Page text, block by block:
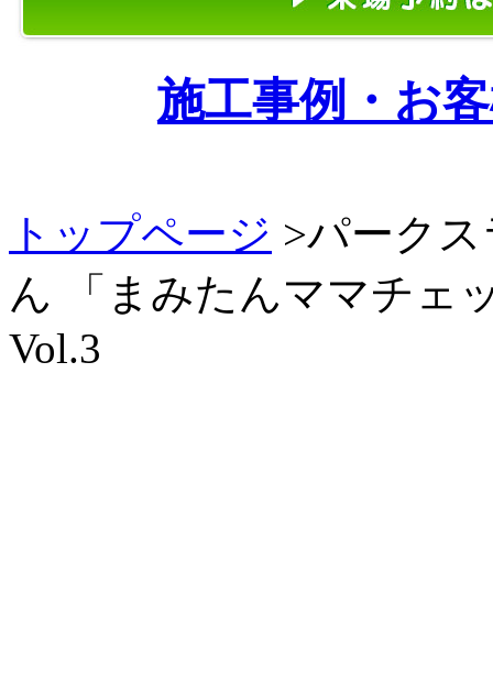
施工事例・お
トップページ >パーク
ん 「まみたんママチェ
Vol.3